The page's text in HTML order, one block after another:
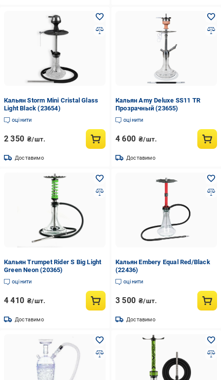
Кальян Storm Mini Cristal Glass
Light Black (23654)
оцінити
2 350 ₴/шт.
Доставимо
Кальян Amy Deluxe SS11 TR
Прозрачный (23655)
оцінити
4 600 ₴/шт.
Доставимо
Кальян Trumpet Rider S Big Light
Green Neon (20365)
оцінити
4 410 ₴/шт.
Доставимо
Кальян Embery Equal Red/Black
(22436)
оцінити
3 500 ₴/шт.
Доставимо